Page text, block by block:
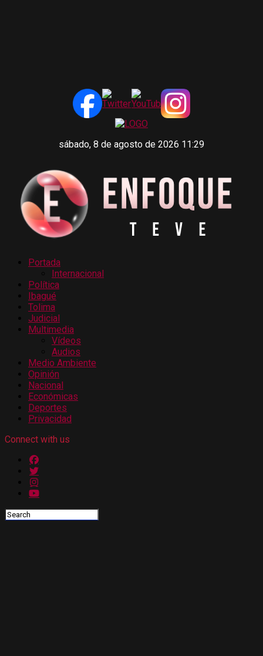
sábado, 8 de agosto de 2026 11:29
Portada
Internacional
Política
Ibagué
Tolima
Judicial
Multimedia
Vídeos
Audios
Medio Ambiente
Opinión
Nacional
Económicas
Deportes
Privacidad
Connect with us